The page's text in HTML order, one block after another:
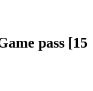
pass [15